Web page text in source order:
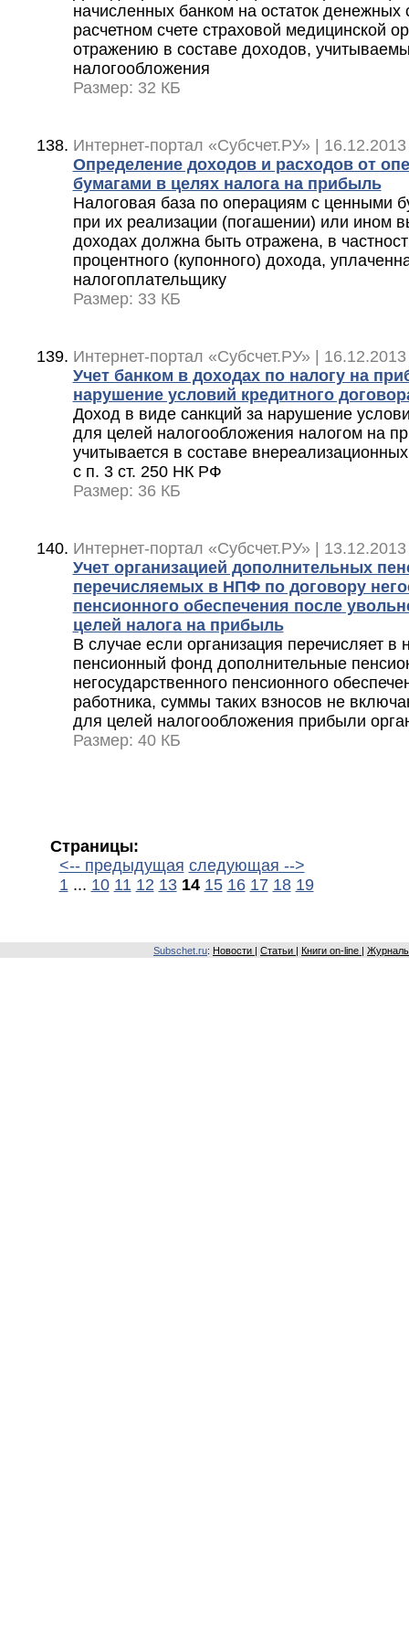
начисленных банком на остаток денежных
расчетном счете страховой медицинской
отражению в составе доходов,
налогообложения
Размер: 32 КБ
Интернет-портал «Субсчет.РУ» |
Определение доходов и расходов от
бумагами в целях налога на прибыль
Налоговая база по операциям с ценными
при их реализации (погашении) или ином
доходах должна быть отражена, в
процентного (купонного) дохода,
налогоплательщику
Размер: 33 КБ
Интернет-портал «Субсчет.РУ» |
Учет банком в доходах по налогу на
нарушение условий кредитного
Доход в виде санкций за нарушение
для целей налогообложения налогом на
учитывается в составе
с п. 3 ст. 250 НК РФ
Размер: 36 КБ
Интернет-портал «Субсчет.РУ» |
Учет организацией дополнительных
перечисляемых в НПФ по договору
пенсионного обеспечения после
целей налога на прибыль
В случае если организация перечисляет в
пенсионный фонд дополнительные
негосударственного пенсионного
работника, суммы таких взносов не
для целей налогообложения прибыли
Размер: 40 КБ
Страницы:
<-- предыдущая следующая -->
1... 10 11 12 13 14 15 16 17 18 19
Subschet.ru: Новости Статьи Книги on-line